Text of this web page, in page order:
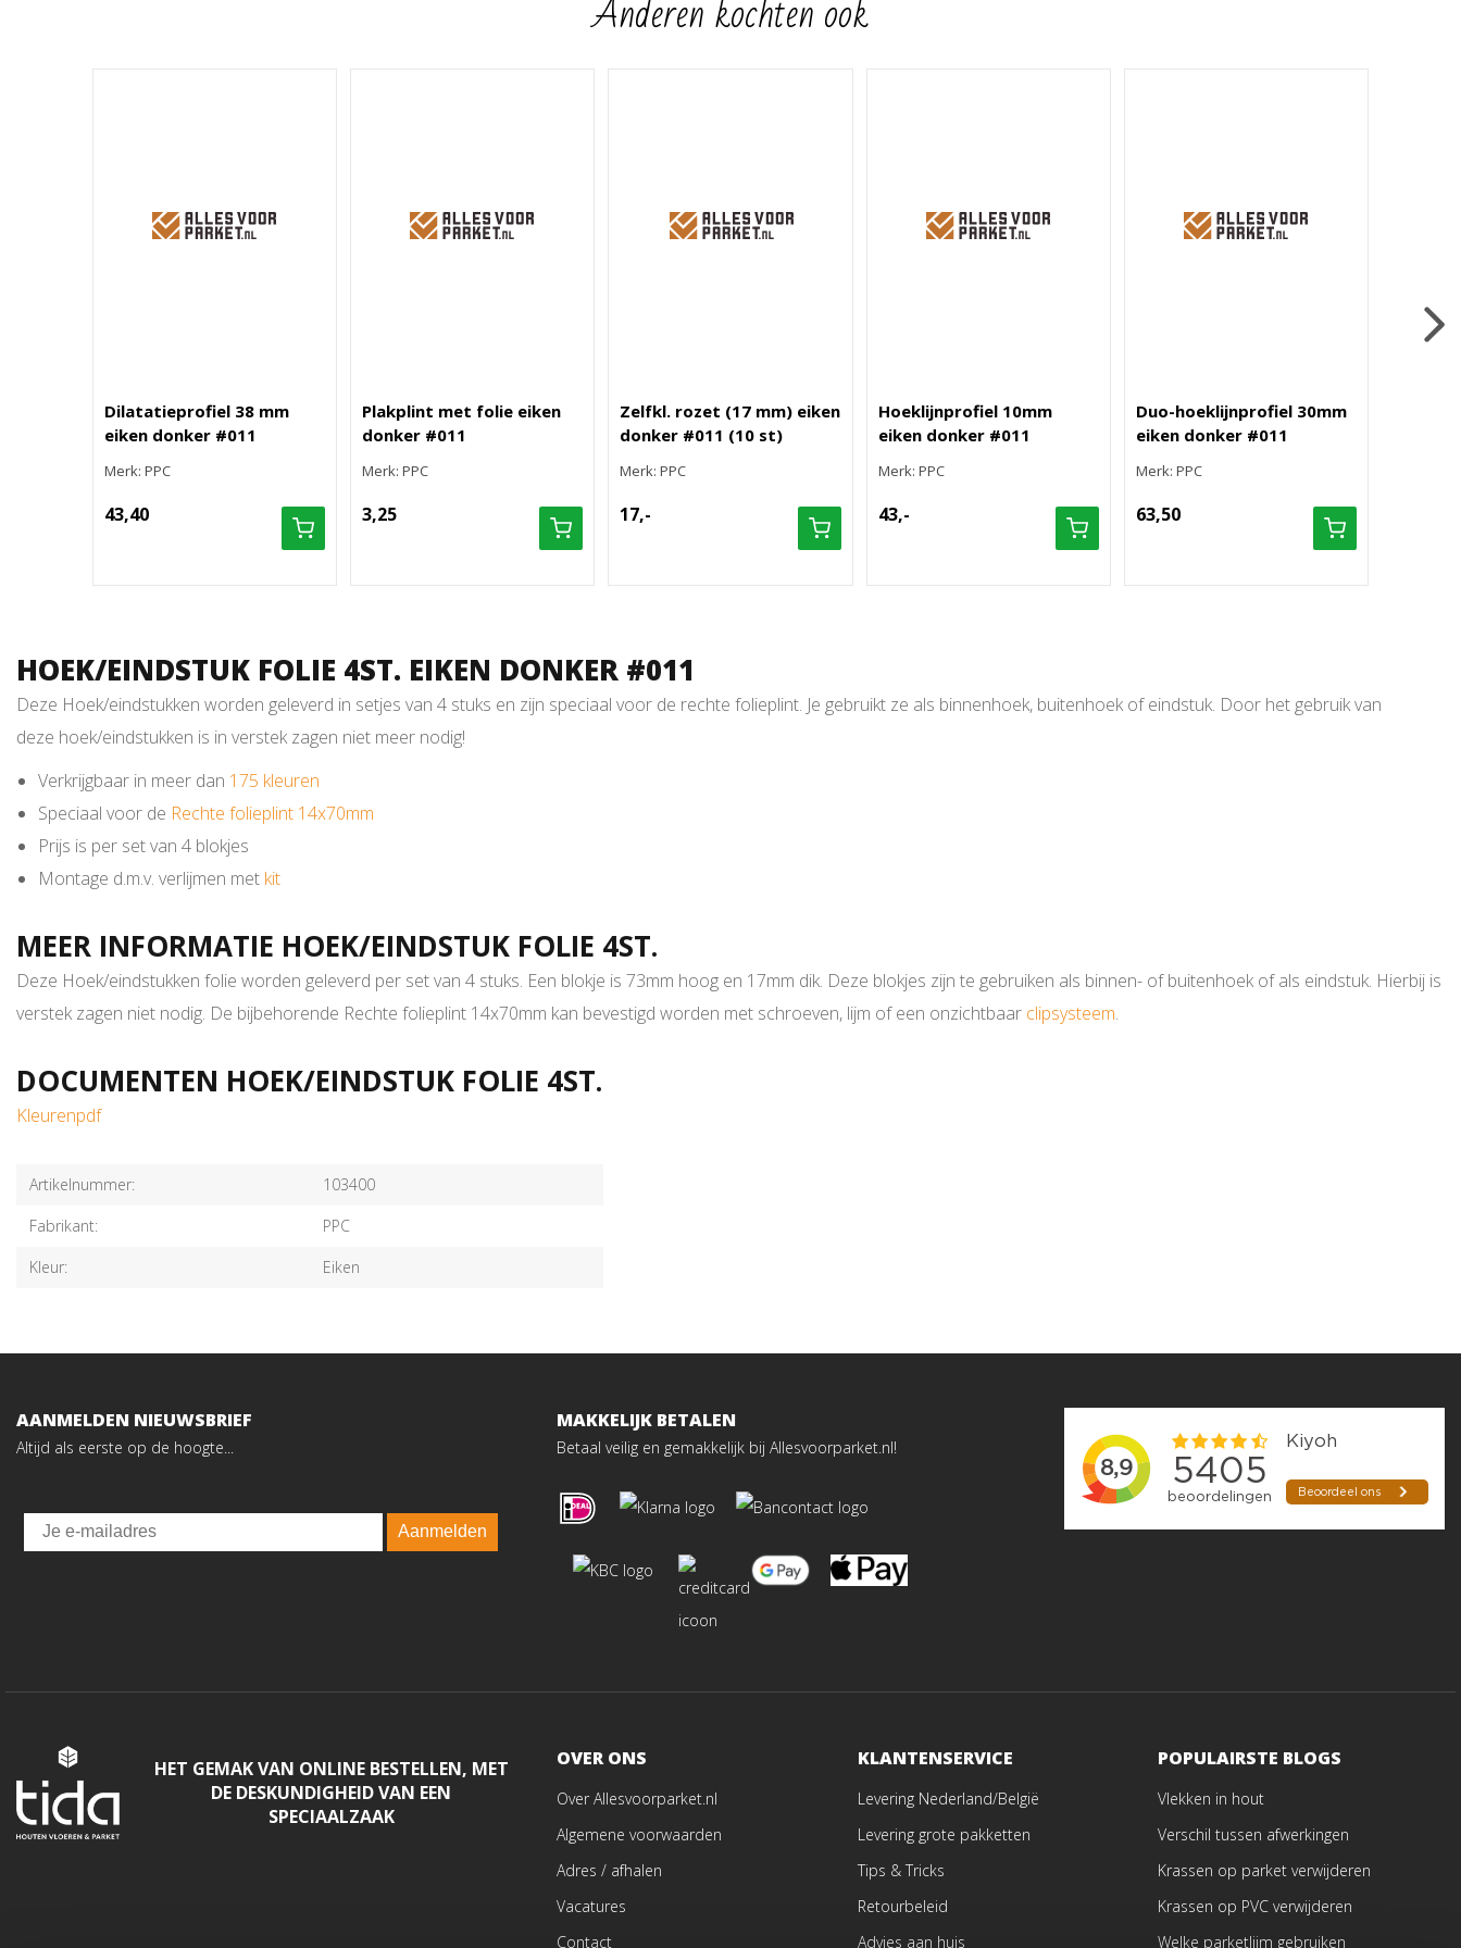
Anderen kochten ook
Dilatatieprofiel 38 mm
eiken donker #011
Merk: PPC
43,40
Plakplint met folie eiken
donker #011
Merk: PPC
3,25
Zelfkl. rozet (17 mm) eiken
donker #011 (10 st)
Merk: PPC
17,-
Hoeklijnprofiel 10mm
eiken donker #011
Merk: PPC
43,-
Duo-hoeklijnprofiel 30mm
eiken donker #011
Merk: PPC
63,50
HOEK/EINDSTUK FOLIE 4ST. EIKEN DONKER #011
Deze Hoek/eindstukken worden geleverd in setjes van 4 stuks en zijn speciaal voor de rechte folieplint. Je gebruikt ze als binnenhoek, buitenhoek of eindstuk. Door het gebruik van
deze hoek/eindstukken is in verstek zagen niet meer nodig!
Verkrijgbaar in meer dan 175 kleuren
Speciaal voor de Rechte folieplint 14x70mm
Prijs is per set van 4 blokjes
Montage d.m.v. verlijmen met kit
MEER INFORMATIE HOEK/EINDSTUK FOLIE 4ST.
Deze Hoek/eindstukken folie worden geleverd per set van 4 stuks. Een blokje is 73mm hoog en 17mm dik. Deze blokjes zijn te gebruiken als binnen- of buitenhoek of als eindstuk. Hierbij is
verstek zagen niet nodig. De bijbehorende Rechte folieplint 14x70mm kan bevestigd worden met schroeven, lijm of een onzichtbaar clipsysteem.
DOCUMENTEN HOEK/EINDSTUK FOLIE 4ST.
Kleurenpdf
Artikelnummer:
103400
Fabrikant:
PPC
Kleur:
Eiken
AANMELDEN NIEUWSBRIEF
Altijd als eerste op de hoogte...
Email
Aanmelden
MAKKELIJK BETALEN
Betaal veilig en gemakkelijk bij Allesvoorparket.nl!
HET GEMAK VAN ONLINE BESTELLEN, MET
DE DESKUNDIGHEID VAN EEN
SPECIAALZAAK
OVER ONS
Over Allesvoorparket.nl
Algemene voorwaarden
Adres / afhalen
Vacatures
Contact
KLANTENSERVICE
Levering Nederland/België
Levering grote pakketten
Tips & Tricks
Retourbeleid
Advies aan huis
POPULAIRSTE BLOGS
Vlekken in hout
Verschil tussen afwerkingen
Krassen op parket verwijderen
Krassen op PVC verwijderen
Welke parketlijm gebruiken